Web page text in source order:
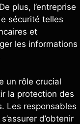
plus, l’entreprise
sécurité telles
et
les informations
un rôle crucial
la protection des
Les responsables
d’obtenir